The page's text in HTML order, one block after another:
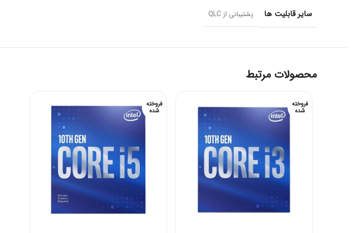
سایر قابلیت ها پشتیبانی از QLC
محصولات مرتبط
فروخته
شده
فروخته
شده